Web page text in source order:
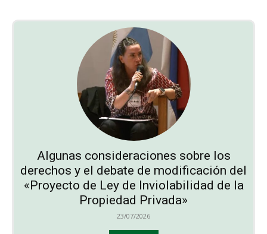
Algunas consideraciones sobre los
derechos y el debate de modificación del
«Proyecto de Ley de Inviolabilidad de la
Propiedad Privada»
23/07/2026